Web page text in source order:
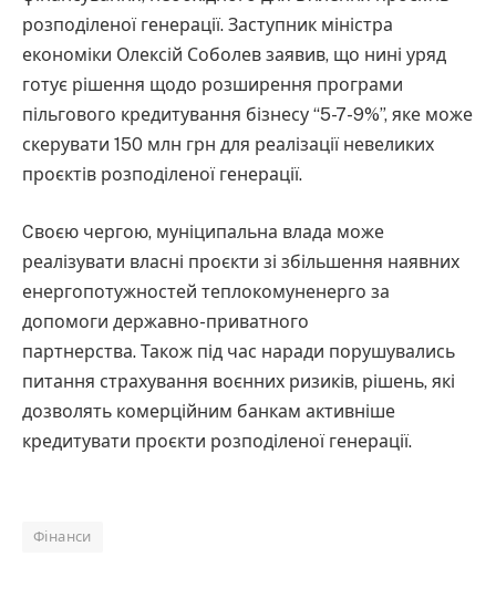
розподіленої генерації. Заступник міністра
економіки Олексій Соболев заявив, що нині уряд
готує рішення щодо розширення програми
пільгового кредитування бізнесу “5-7-9%”, яке може
скерувати 150 млн грн для реалізації невеликих
проєктів розподіленої генерації.
Cвоєю чергою, муніципальна влада може
реалізувати власні проєкти зі збільшення наявних
енергопотужностей теплокомуненерго за
допомоги державно-приватного
партнерства. Також під час наради порушувались
питання страхування воєнних ризиків, рішень, які
дозволять комерційним банкам активніше
кредитувати проєкти розподіленої генерації.
Фінанси